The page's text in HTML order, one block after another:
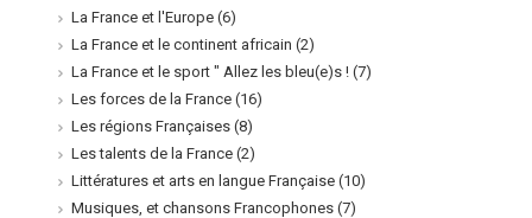
La France et l'Europe (6)
La France et le continent africain (2)
La France et le sport " Allez les bleu(e)s ! (7)
Les forces de la France (16)
Les régions Françaises (8)
Les talents de la France (2)
Littératures et arts en langue Française (10)
Musiques, et chansons Francophones (7)